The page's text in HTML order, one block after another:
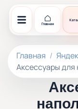
Главная
Главная
Аксессуары для